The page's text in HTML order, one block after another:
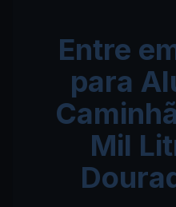
Entre
para
Mil